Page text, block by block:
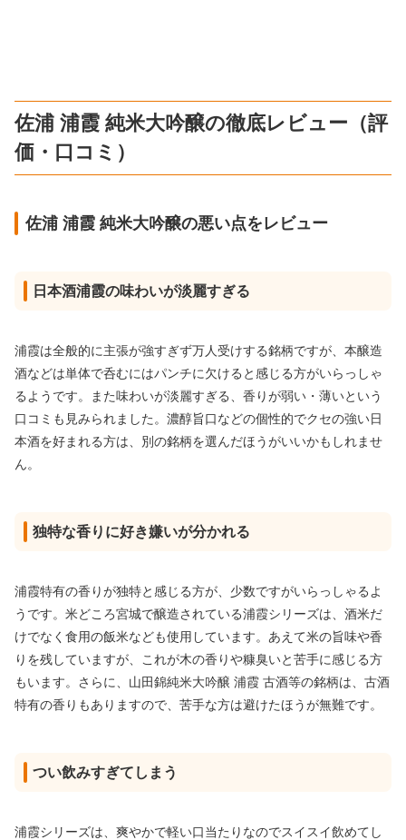
佐浦 浦霞 純米大吟醸の徹底レビュー（評
価・口コミ）
佐浦 浦霞 純米大吟醸の悪い点をレビュー
日本酒浦霞の味わいが淡麗すぎる
浦霞は全般的に主張が強すぎず万人受けする銘柄ですが、本醸造
酒などは単体で呑むにはパンチに欠けると感じる方がいらっしゃ
るようです。また味わいが淡麗すぎる、香りが弱い・薄いという
口コミも見みられました。濃醇旨口などの個性的でクセの強い日
本酒を好まれる方は、別の銘柄を選んだほうがいいかもしれませ
ん。
独特な香りに好き嫌いが分かれる
浦霞特有の香りが独特と感じる方が、少数ですがいらっしゃるよ
うです。米どころ宮城で醸造されている浦霞シリーズは、酒米だ
けでなく食用の飯米なども使用しています。あえて米の旨味や香
りを残していますが、これが木の香りや糠臭いと苦手に感じる方
もいます。さらに、山田錦純米大吟醸 浦霞 古酒等の銘柄は、古酒
特有の香りもありますので、苦手な方は避けたほうが無難です。
つい飲みすぎてしまう
浦霞シリーズは、爽やかで軽い口当たりなのでスイスイ飲めてし